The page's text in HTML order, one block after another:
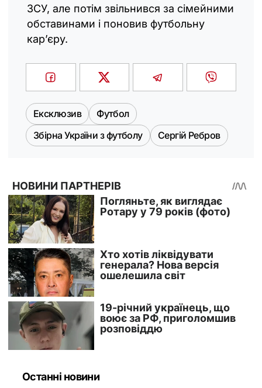
ЗСУ, але потім звільнився за сімейними
обставинами і поновив футбольну
кар’єру.
Ексклюзив
Футбол
Збірна України з футболу
Сергій Ребров
Останні новини